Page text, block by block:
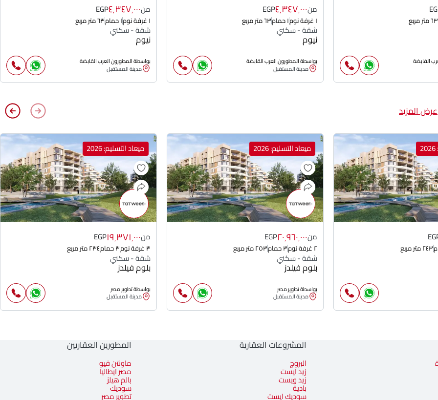
٦٣ متر مربع
القابضة
من٤٬٣٤٧٬٠٠٠EGP
١ غرفة نوم ١ حمام ٦٣ متر مربع
شقة - سكني
نيوم
بواسطة المطورون العرب القابضة
مدينة المستقبل
من٤٬٣٤٧٬٠٠٠EGP
١ غرفة نوم ١ حمام ٦٣ متر مربع
شقة - سكني
نيوم
بواسطة المطورون العرب القابضة
مدينة المستقبل
عرض المزيد
٢٤٣ متر مربع
ميعاد التسليم: 2026
من٢٠٬٩٦٠٬٠٠٠EGP
٢ غرفة نوم ٣ حمام ٢٥٣ متر مربع
شقة - سكني
بلوم فيلدز
بواسطة تطوير مصر
مدينة المستقبل
ميعاد التسليم: 2026
من١٩٬٣٧١٬٠٠٠EGP
٣ غرفة نوم ٣ حمام ٢٣٤ متر مربع
شقة - سكني
بلوم فيلدز
بواسطة تطوير مصر
مدينة المستقبل
المشروعات العقارية
البروج
زيد ايست
زيد ويست
بادية
سوديك ايست
المطورين العقاريين
ماونتن فيو
مصر ايطاليا
بالم هيلز
سوديك
تطوير مصر